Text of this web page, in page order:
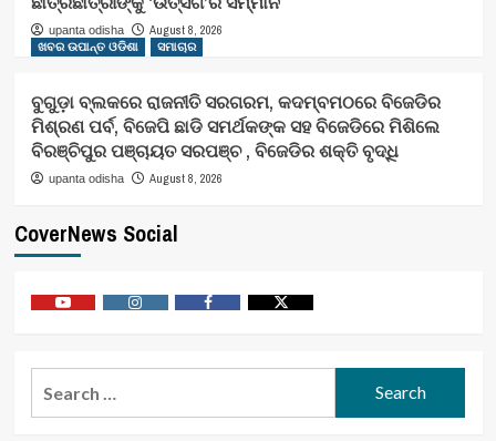
upanta odisha
August 8, 2026
ଖବର ଉପାନ୍ତ ଓଡିଶା
ସମାଚାର
ବୁଗୁଡ଼ା ବ୍ଲକରେ ରାଜନୀତି ସରଗରମ, କଦମ୍ବମଠରେ ବିଜେଡିର
ମିଶ୍ରଣ ପର୍ବ, ବିଜେପି ଛାଡି ସମର୍ଥକଙ୍କ ସହ ବିଜେଡିରେ ମିଶିଲେ
ବିରଞ୍ଚିପୁର ପଞ୍ଚାୟତ ସରପଞ୍ଚ , ବିଜେଡିର ଶକ୍ତି ବୃଦ୍ଧି
upanta odisha August 8, 2026
CoverNews Social